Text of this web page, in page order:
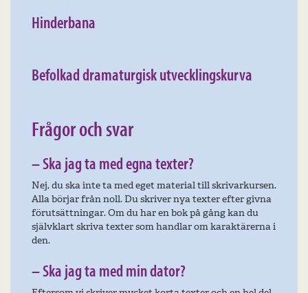
Hinderbana
Befolkad dramaturgisk utvecklingskurva
Frågor och svar
– Ska jag ta med egna texter?
Nej, du ska inte ta med eget material till skrivarkursen.
Alla börjar från noll. Du skriver nya texter efter givna
förutsättningar. Om du har en bok på gång kan du
självklart skriva texter som handlar om karaktärerna i
den.
– Ska jag ta med min dator?